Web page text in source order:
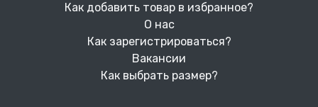
Как добавить товар в избранное?
О нас
Как зарегистрироваться?
Вакансии
Как выбрать размер?